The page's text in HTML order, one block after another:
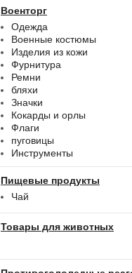
Военторг
Одежда
Военные костюмы
Изделия из кожи
Фурнитура
Ремни
бляхи
Значки
Кокарды и орлы
Флаги
пуговицы
Инструменты
Пищевые продукты
Чай
Товары для животных